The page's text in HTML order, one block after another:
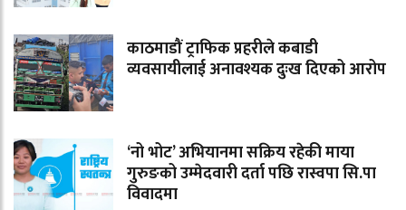
काठमाडौं ट्राफिक प्रहरीले कबाडी
व्यवसायीलाई अनावश्यक दुःख दिएको आरोप
‘नो भोट’ अभियानमा सक्रिय रहेकी माया
गुरुङको उम्मेदवारी दर्ता पछि रास्वपा सि.पा
विवादमा